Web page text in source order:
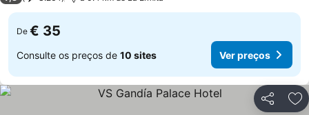
De € 35
Consulte os preços de 10 sites Ver preços
Partilhar